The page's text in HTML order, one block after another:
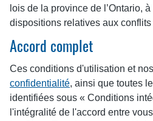
lois de la province de l’Ontario,
dispositions relatives aux conflits
Accord complet
Ces conditions d'utilisation et nos
confidentialité, ainsi que toutes
identifiées sous « Conditions
l'intégralité de l'accord entre